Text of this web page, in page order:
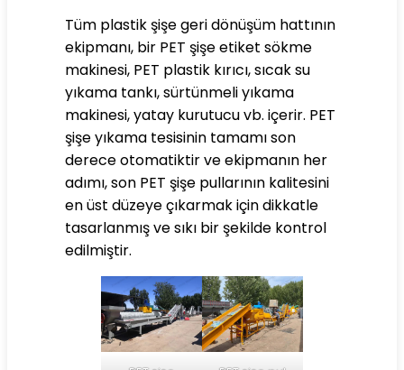
Tüm plastik şişe geri dönüşüm hattının
ekipmanı, bir PET şişe etiket sökme
makinesi, PET plastik kırıcı, sıcak su
yıkama tankı, sürtünmeli yıkama
makinesi, yatay kurutucu vb. içerir. PET
şişe yıkama tesisinin tamamı son
derece otomatiktir ve ekipmanın her
adımı, son PET şişe pullarının kalitesini
en üst düzeye çıkarmak için dikkatle
tasarlanmış ve sıkı bir şekilde kontrol
edilmiştir.